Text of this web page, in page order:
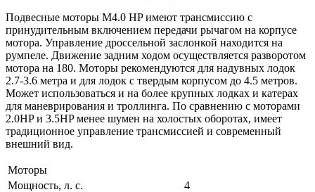
Подвесные моторы M4.0 HP имеют трансмиссию с
принудительным включением передачи рычагом на корпусе
мотора. Управление дроссельной заслонкой находится на
румпеле. Движение задним ходом осуществляется разворотом
мотора на 180. Моторы рекомендуются для надувных лодок
2.7-3.6 метра и для лодок с твердым корпусом до 4.5 метров.
Может использоваться и на более крупных лодках и катерах
для маневрирования и троллинга. По сравнению с моторами
2.0HP и 3.5HP менее шумен на холостых оборотах, имеет
традиционное управление трансмиссией и современный
внешний вид.
Моторы
Мощность, л. с.
4